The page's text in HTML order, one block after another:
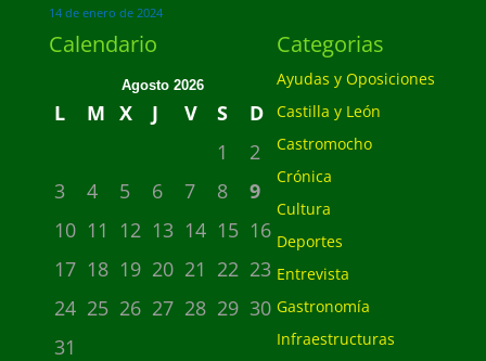
14 de enero de 2024
Calendario
Agosto 2026
L M X J V S
D
1
2
3
4 5 6 7 8
9
10 11 12 13 14 15 16
17 18 19 20 21 22 23
24 25 26 27 28 29 30
31
Categorias
Ayudas y Oposiciones
Castilla y León
Castromocho
Crónica
Cultura
Deportes
Entrevista
Gastronomía
Infraestructuras